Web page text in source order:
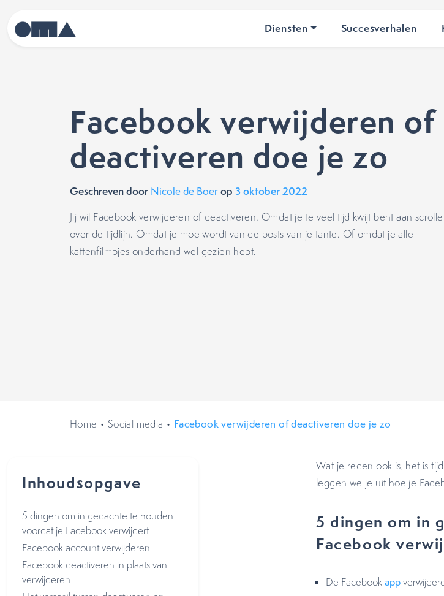
Diensten Succesverhalen
Facebook verwijderen of
deactiveren doe je zo
Geschreven door Nicole de Boerop 3 oktober 2022
Jij wil Facebook verwijderen of deactiveren. Omdat je te veel tijd kwijt bent aan
over de tijdlijn. Omdat je moe wordt van de posts van je tante. Of omdat je alle
kattenfilmpjes onderhand wel gezien hebt.
Home • Social media • Facebook verwijderen of deactiveren doe je zo
Inhoudsopgave
5 dingen om in gedachte te houden
voordat je Facebook verwijdert
Facebook account verwijderen
Facebook deactiveren in plaats van
verwijderen
Wat je reden ook is, het is
leggen we je uit hoe je
5 dingen om in
Facebook
De Facebookapp